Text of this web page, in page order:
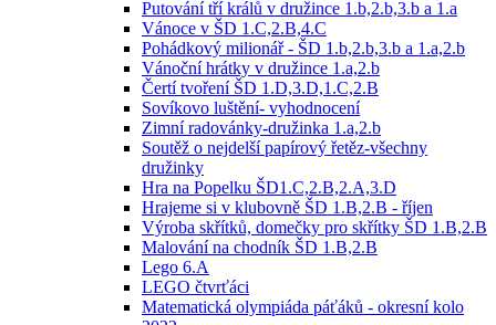
Putování tří králů v družince 1.b,2.b,3.b a 1.a
Vánoce v ŠD 1.C,2.B,4.C
Pohádkový milionář - ŠD 1.b,2.b,3.b a 1.a,2.b
Vánoční hrátky v družince 1.a,2.b
Čertí tvoření ŠD 1.D,3.D,1.C,2.B
Sovíkovo luštění- vyhodnocení
Zimní radovánky-družinka 1.a,2.b
Soutěž o nejdelší papírový řetěz-všechny
družinky
Hra na Popelku ŠD1.C,2.B,2.A,3.D
Hrajeme si v klubovně ŠD 1.B,2.B - říjen
Výroba skřítků, domečky pro skřítky ŠD 1.B,2.B
Malování na chodník ŠD 1.B,2.B
Lego 6.A
LEGO čtvrťáci
Matematická olympiáda páťáků - okresní kolo